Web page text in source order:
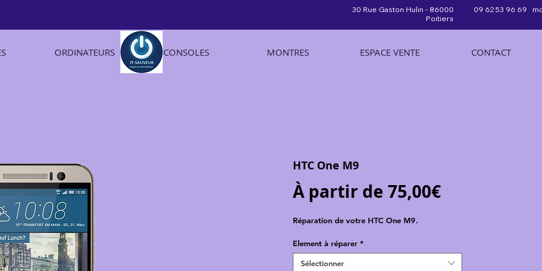
30 Rue Gaston Hulin - 86000
Poitiers
09 62 53 96 69
ORDINATEURS CONSOLES MONTRES ESPACE VENTE CONTACT
HTC One M9
À partir de 75,00€Prix
Réparation de votre HTC One M9.
Element à réparer *
Sélectionner